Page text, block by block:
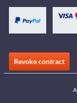
Revoke contract